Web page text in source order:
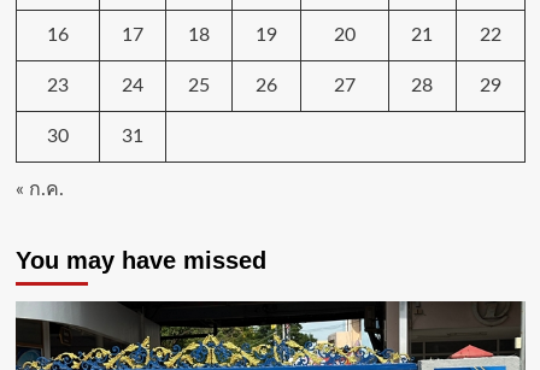
16 17 18 19 20 21 22
23 24 25 26 27 28 29
30 31
« ก.ค.
You may have missed